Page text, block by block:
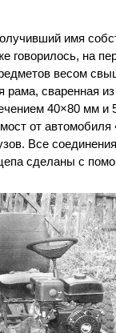
имя
говорилось, на
весом
рама, сваренная
40×80 мм и
от
Все
сделаны с